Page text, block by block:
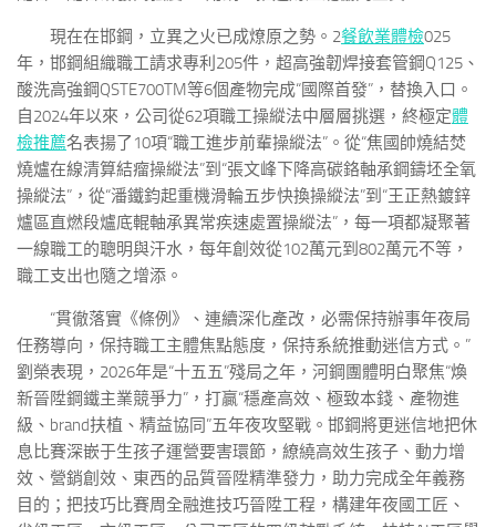
現在在邯鋼，立異之火已成燎原之勢。2餐飲業體檢025
年，邯鋼組織職工請求專利205件，超高強韌焊接套管鋼Q125、
酸洗高強鋼QSTE700TM等6個產物完成“國際首發”，替換入口。
自2024年以來，公司從62項職工操縱法中層層挑選，終極定體
檢推薦名表揚了10項“職工進步前輩操縱法”。從“焦國帥燒結焚
燒爐在線清算結瘤操縱法”到“張文峰下降高碳鉻軸承鋼鑄坯全氧
操縱法”，從“潘鐵鈞起重機滑輪五步快換操縱法”到“王正熱鍍鋅
爐區直燃段爐底輥軸承異常疾速處置操縱法”，每一項都凝聚著
一線職工的聰明與汗水，每年創效從102萬元到802萬元不等，
職工支出也隨之增添。
“貫徹落實《條例》、連續深化產改，必需保持辦事年夜局
任務導向，保持職工主體焦點態度，保持系統推動迷信方式。”
劉榮表現，2026年是“十五五”殘局之年，河鋼團體明白聚焦“煥
新晉陞鋼鐵主業競爭力”，打贏“穩產高效、極致本錢、產物進
級、brand扶植、精益協同”五年夜攻堅戰。邯鋼將更迷信地把休
息比賽深嵌于生孩子運營要害環節，繚繞高效生孩子、動力增
效、營銷創效、東西的品質晉陞精準發力，助力完成全年義務
目的；把技巧比賽周全融進技巧晉陞工程，構建年夜國工匠、